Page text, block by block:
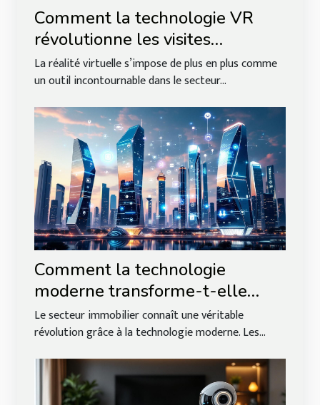
Comment la technologie VR
révolutionne les visites
immobilières ?
La réalité virtuelle s’impose de plus en plus comme
un outil incontournable dans le secteur...
Comment la technologie
moderne transforme-t-elle
l'immobilier ?
Le secteur immobilier connaît une véritable
révolution grâce à la technologie moderne. Les...